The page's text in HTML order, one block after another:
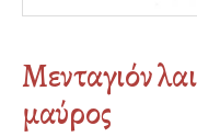
Μενταγιόν
μαύρος